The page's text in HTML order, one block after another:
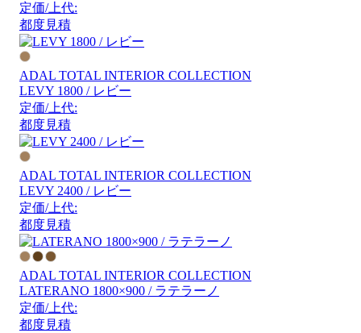
定価/上代:
都度見積
ADAL TOTAL INTERIOR COLLECTION
LEVY 1800 / レビー
定価/上代:
都度見積
ADAL TOTAL INTERIOR COLLECTION
LEVY 2400 / レビー
定価/上代:
都度見積
ADAL TOTAL INTERIOR COLLECTION
LATERANO 1800×900 / ラテラーノ
定価/上代:
都度見積